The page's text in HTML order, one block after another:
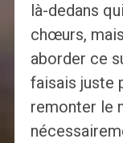
là-dedans
chœurs,
aborder ce
faisais juste
remonter le